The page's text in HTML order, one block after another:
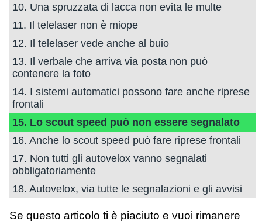
10. Una spruzzata di lacca non evita le multe
11. Il telelaser non è miope
12. Il telelaser vede anche al buio
13. Il verbale che arriva via posta non può
contenere la foto
14. I sistemi automatici possono fare anche riprese
frontali
15. Lo scout speed può non essere segnalato
16. Anche lo scout speed può fare riprese frontali
17. Non tutti gli autovelox vanno segnalati
obbligatoriamente
18. Autovelox, via tutte le segnalazioni e gli avvisi
Se questo articolo ti è piaciuto e vuoi rimanere